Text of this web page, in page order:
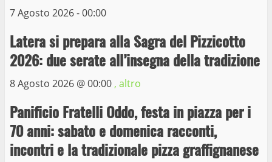
7 Agosto 2026 - 00:00
Latera si prepara alla Sagra del Pizzicotto
2026: due serate all’insegna della tradizione
8 Agosto 2026 @00:00 , altro
Panificio Fratelli Oddo, festa in piazza per i
70 anni: sabato e domenica racconti,
incontri e la tradizionale pizza graffignanese
6
Trasporto pubblico locale, trasferimento
capolinea al terminal Riello dal 15 al 17
giugno
15 Giugno 2023
Giochi Sportivi Studenteschi di Atletica a
Viterbo
10 Maggio 2023